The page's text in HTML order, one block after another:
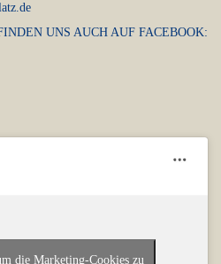
UNS AUCH AUF FACEBOOK:
die Marketing-Cookies zu